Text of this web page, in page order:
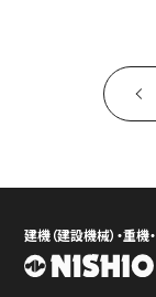
建機（建設機械）・重